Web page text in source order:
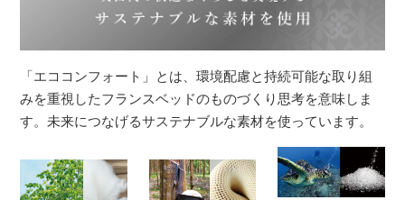
「エココンフォート」とは、環境配慮と持続可能な取り組
みを重視したフランスベッドのものづくり思考を意味しま
す。未来につなげるサステナブルな素材を使っています。